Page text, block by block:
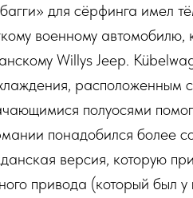
для сёрфинга имел
военному автомобилю,
Willys Jeep.
полуосями
понадобился более
версия, которую
привода (который был